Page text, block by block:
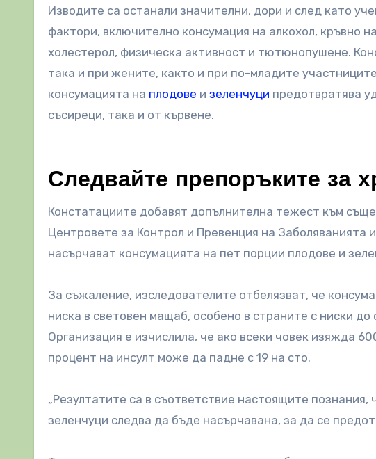
Изводите са останали значителни, дори и след като
фактори, включително консумация на алкохол, кръвно
холестерол, физическа активност и тютюнопушене.
така и при жените, както и при по-младите
консумацията на плодове и зеленчуци предотвратява
съсиреци, така и от кървене.
Следвайте препоръките за
Констатациите добавят допълнителна тежест към
Центровете за Контрол и Превенция на
насърчават консумацията на пет порции плодове и
За съжаление, изследователите отбелязват, че
ниска в световен мащаб, особено в страните с ниски
Организация е изчислила, че ако всеки човек изяжда
процент на инсулт може да падне с 19 на сто.
„Резултатите са в съответствие настоящите
зеленчуци следва да бъде насърчавана, за да се